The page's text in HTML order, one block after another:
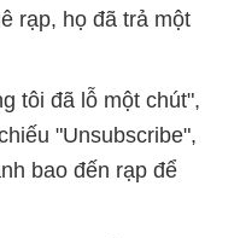
rạp, họ đã trả một
tôi đã lỗ một chút",
"Unsubscribe",
bao đến rạp để